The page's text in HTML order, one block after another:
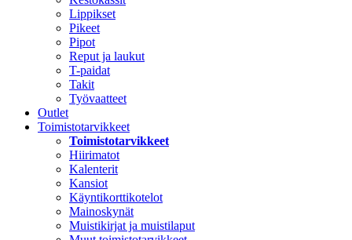
Lippikset
Pikeet
Pipot
Reput ja laukut
T-paidat
Takit
Työvaatteet
Outlet
Toimistotarvikkeet
Toimistotarvikkeet
Hiirimatot
Kalenterit
Kansiot
Käyntikorttikotelot
Mainoskynät
Muistikirjat ja muistilaput